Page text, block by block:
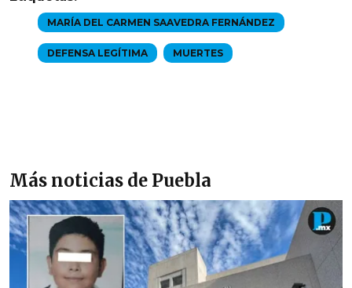
MARÍA DEL CARMEN SAAVEDRA FERNÁNDEZ
DEFENSA LEGÍTIMA MUERTES
Más noticias de Puebla